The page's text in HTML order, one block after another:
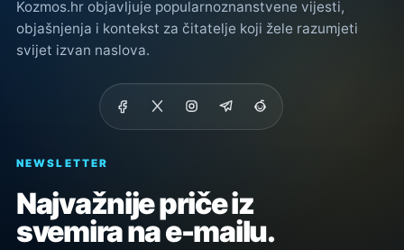
Kozmos.hr objavljuje popularnoznanstvene vijesti,
objašnjenja i kontekst za čitatelje koji žele razumjeti
svijet izvan naslova.
NEWSLETTER
Najvažnije priče iz
svemira na e-mailu.